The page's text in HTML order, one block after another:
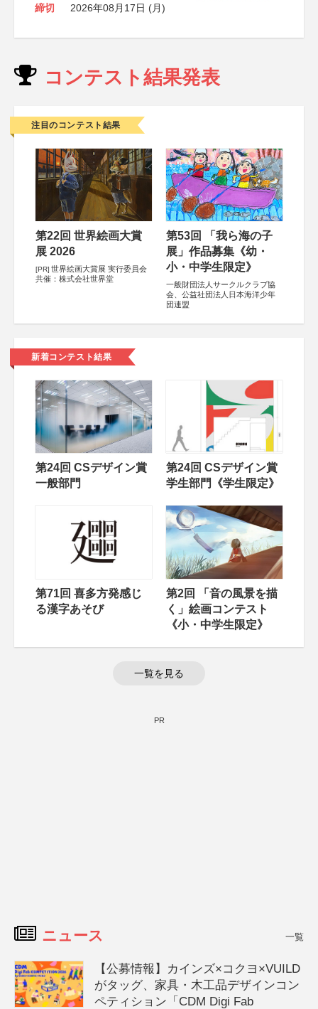
締切 2026年08月17日 (月)
コンテスト結果発表
注目のコンテスト結果
第22回 世界絵画大賞
展 2026
[PR] 世界絵画大賞展 実行委員会
共催：株式会社世界堂
第53回 「我ら海の子
展」作品募集《幼・
小・中学生限定》
一般財団法人サークルクラブ協
会、公益社団法人日本海洋少年
団連盟
新着コンテスト結果
第24回 CSデザイン賞
一般部門
第24回 CSデザイン賞
学生部門《学生限定》
第71回 喜多方発感じ
る漢字あそび
第2回 「音の風景を描
く」絵画コンテスト
《小・中学生限定》
一覧を見る
PR
ニュース 一覧
【公募情報】カインズ×コクヨ×VUILD
がタッグ、家具・木工品デザインコン
ペティション「CDM Digi Fab